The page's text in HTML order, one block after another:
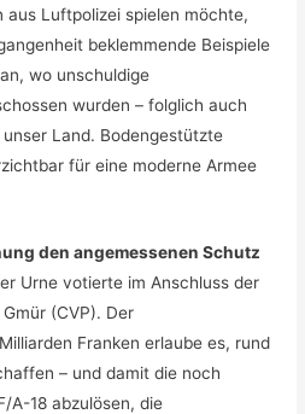
Luftpolizei spielen möchte,
beklemmende Beispiele
wo unschuldige
wurden – folglich auch
Land. Bodengestützte
für eine moderne Armee
den angemessenen Schutz
Urne votierte im Anschluss der
(CVP). Der
Franken erlaube es, rund
– und damit die noch
A-18 abzulösen, die